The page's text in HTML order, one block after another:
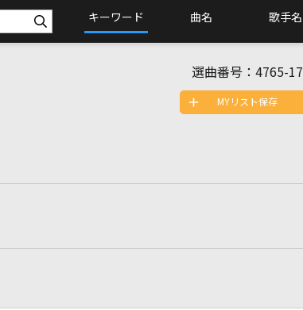
キーワード 曲名 歌手名
選曲番号： 4765-17
MYリスト保存